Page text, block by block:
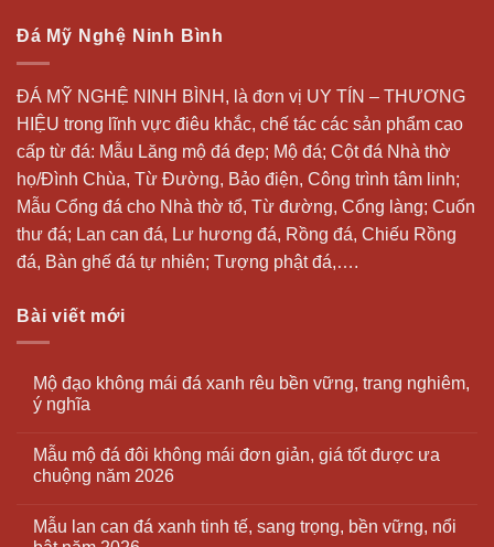
Đá Mỹ Nghệ Ninh Bình
ĐÁ MỸ NGHỆ NINH BÌNH, là đơn vị UY TÍN – THƯƠNG
HIỆU trong lĩnh vực điêu khắc, chế tác các sản phẩm cao
cấp từ đá: Mẫu Lăng mộ đá đẹp; Mộ đá; Cột đá Nhà thờ
họ/Đình Chùa, Từ Đường, Bảo điện, Công trình tâm linh;
Mẫu Cổng đá cho Nhà thờ tổ, Từ đường, Cổng làng; Cuốn
thư đá; Lan can đá, Lư hương đá, Rồng đá, Chiếu Rồng
đá, Bàn ghế đá tự nhiên; Tượng phật đá,….
Bài viết mới
Mộ đạo không mái đá xanh rêu bền vững, trang nghiêm,
ý nghĩa
Mẫu mộ đá đôi không mái đơn giản, giá tốt được ưa
chuộng năm 2026
Mẫu lan can đá xanh tinh tế, sang trọng, bền vững, nổi